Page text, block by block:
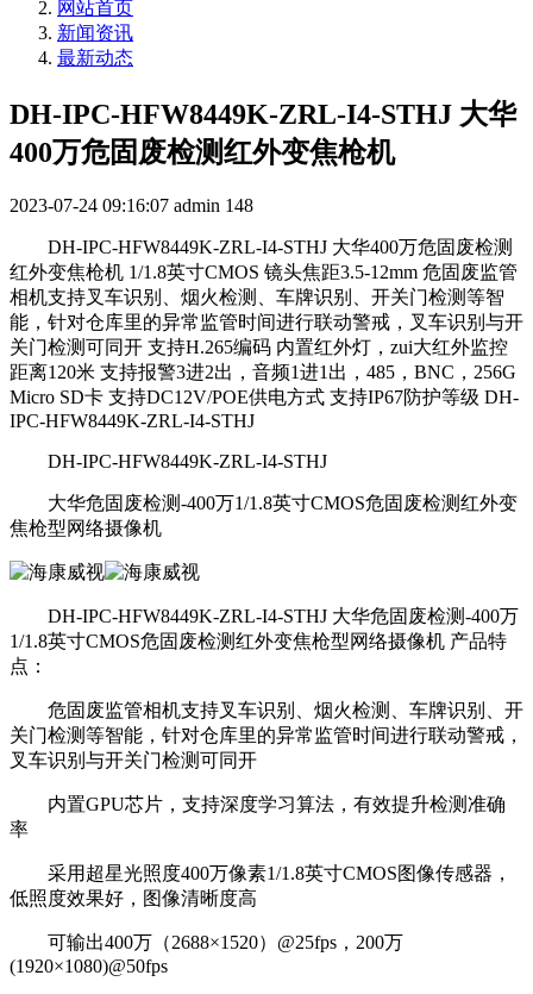
网站首页
新闻资讯
最新动态
DH-IPC-HFW8449K-ZRL-I4-STHJ 大华
400万危固废检测红外变焦枪机
2023-07-24 09:16:07 admin 148
DH-IPC-HFW8449K-ZRL-I4-STHJ 大华400万危固废检测
红外变焦枪机 1/1.8英寸CMOS 镜头焦距3.5-12mm 危固废监管
相机支持叉车识别、烟火检测、车牌识别、开关门检测等智
能，针对仓库里的异常监管时间进行联动警戒，叉车识别与开
关门检测可同开 支持H.265编码 内置红外灯，zui大红外监控
距离120米 支持报警3进2出，音频1进1出，485，BNC，256G
Micro SD卡 支持DC12V/POE供电方式 支持IP67防护等级 DH-
IPC-HFW8449K-ZRL-I4-STHJ
DH-IPC-HFW8449K-ZRL-I4-STHJ
大华危固废检测-400万1/1.8英寸CMOS危固废检测红外变
焦枪型网络摄像机
DH-IPC-HFW8449K-ZRL-I4-STHJ 大华危固废检测-400万
1/1.8英寸CMOS危固废检测红外变焦枪型网络摄像机 产品特
点：
危固废监管相机支持叉车识别、烟火检测、车牌识别、开
关门检测等智能，针对仓库里的异常监管时间进行联动警戒，
叉车识别与开关门检测可同开
内置GPU芯片，支持深度学习算法，有效提升检测准确
率
采用超星光照度400万像素1/1.8英寸CMOS图像传感器，
低照度效果好，图像清晰度高
可输出400万（2688×1520）@25fps，200万
(1920×1080)@50fps